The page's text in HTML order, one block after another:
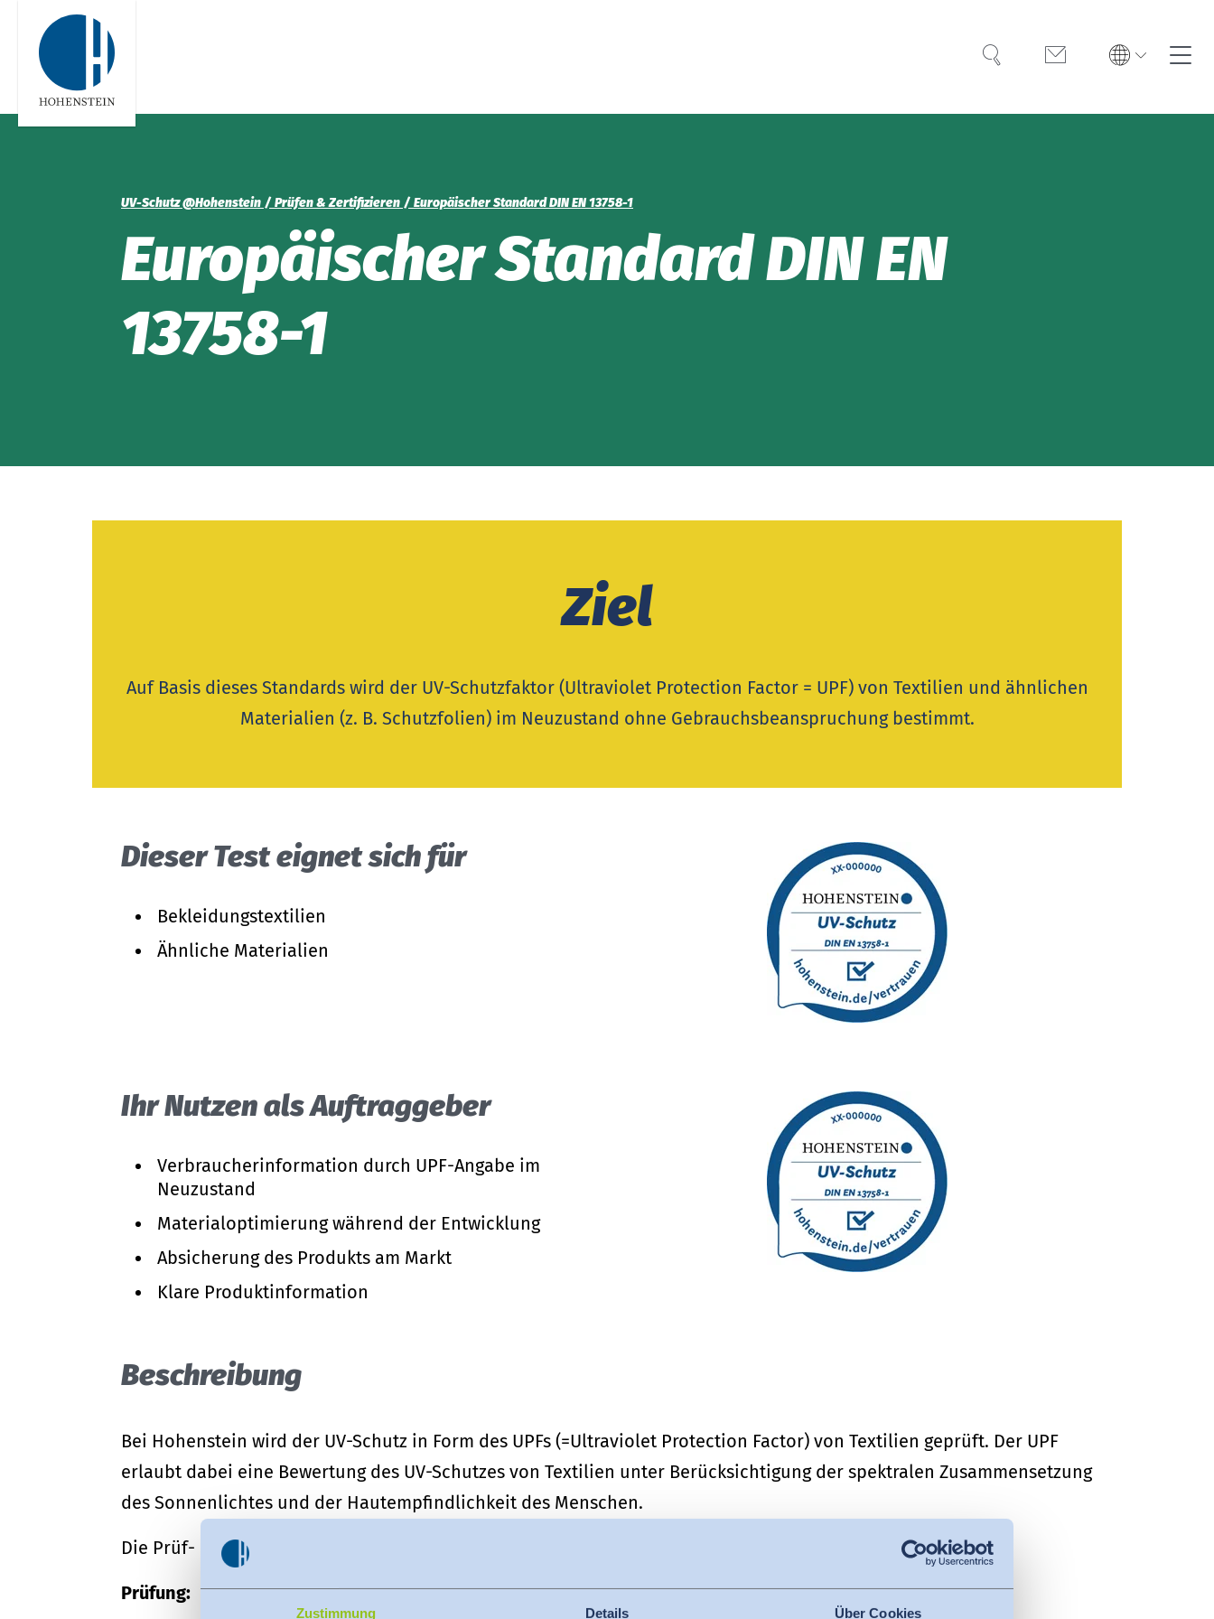
Zustimmung Details Über Cookies
Suche Kontakt
Global
English Deutsch
UV-Schutz
FAQ
UV-Schutz @Hohenstein Prüfen & Zertifizieren Europäischer Standard DIN EN 13758-1
Euro­päischer Stan­dard DIN EN
13758-1
Ziel
Auf Basis dieses Standards wird der UV-Schutzfaktor (Ultraviolet Protection Factor = UPF) von Textilien und ähnlichen
Materialien (z. B. Schutzfolien) im Neuzustand ohne Gebrauchsbeanspruchung bestimmt.
Dieser Test eignet sich für
Bekleidungstextilien
Ähnliche Materialien
Ihr Nutzen als Auftraggeber
Verbraucherinformation durch UPF-Angabe im
Neuzustand
Materialoptimierung während der Entwicklung
Absicherung des Produkts am Markt
Klare Produktinformation
Beschreibung
Bei Hohenstein wird der UV-Schutz in Form des UPFs (=Ultraviolet Protection Factor) von Textilien geprüft. Der UPF
erlaubt dabei eine Bewertung des UV-Schutzes von Textilien unter Berücksichtigung der spektralen Zusammensetzung
des Sonnenlichtes und der Hautempfindlichkeit des Menschen.
Die Prüf- bzw. Zertifizierungskriterien zur Ermittlung des UPFs beschreiben sich wie folgt:
Prüfung: